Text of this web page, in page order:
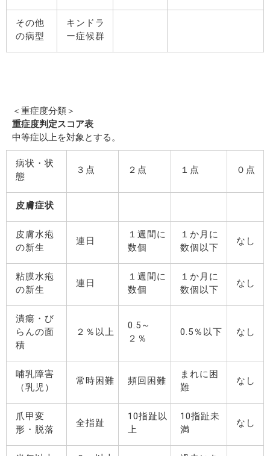
その他
の病型
キンドラ
ー症候群
＜重症度分類＞
重症度判定スコア表
中等症以上を対象とする。
病状・状
態
３点 ２点 １点 ０点
皮膚症状
皮膚水疱
の新生
連日
１週間に
数個
１か月に
数個以下
なし
粘膜水疱
の新生
連日
１週間に
数個
１か月に
数個以下
なし
潰瘍・び
らんの面
積
２％以上
0.5～
２％
0.5％以下 なし
哺乳障害
（乳児）
常時困難 頻回困難
まれに困
難
なし
爪甲変
形・脱落
全指趾
10指趾以
上
10指趾未
満
なし